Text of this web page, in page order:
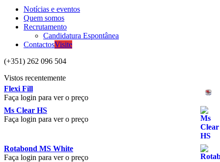
Notícias e eventos
Quem somos
Recrutamento
Candidatura Espontânea
ContactosVisite
(+351) 262 096 504
Vistos recentemente
Flexi Fill
Faça login para ver o preço
Ms Clear HS
Faça login para ver o preço
Rotabond MS White
Faça login para ver o preço